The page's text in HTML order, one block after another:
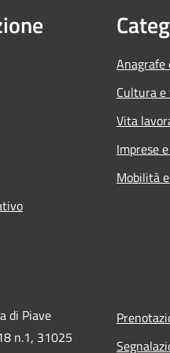
Cultura
Vita
Imprese
Mobilità
di Piave
n.1, 31025